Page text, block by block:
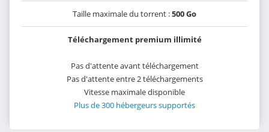
Taille maximale du torrent :500 Go
Téléchargement premium illimité
Pas d'attente avant téléchargement
Pas d'attente entre 2 téléchargements
Vitesse maximale disponible
Plus de 300 hébergeurs supportés